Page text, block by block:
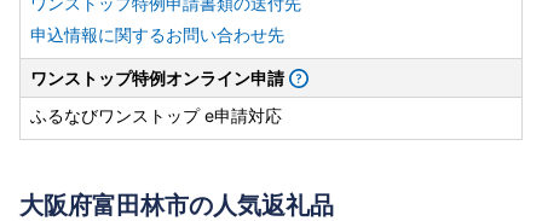
申込情報に関するお問い合わせ先
ワンストップ特例オンライン申請
ふるなびワンストップ e申請対応
大阪府富田林市の人気返礼品